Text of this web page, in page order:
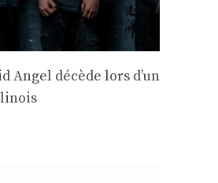
Angel décède lors d’un